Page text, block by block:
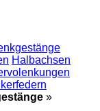
Halbachsen
»